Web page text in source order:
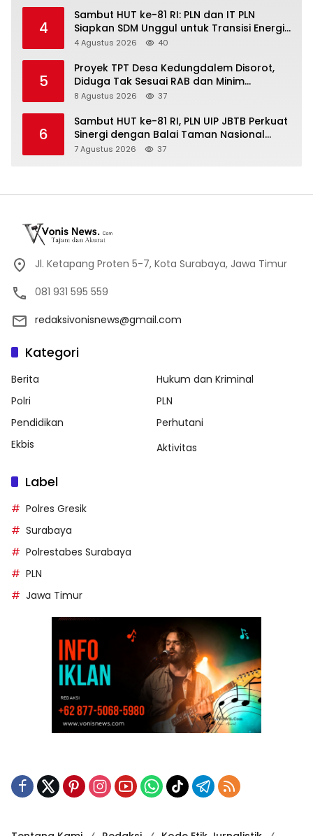
4
Sambut HUT ke-81 RI: PLN dan IT PLN
Siapkan SDM Unggul untuk Transisi Energi
Lewat Pelatihan Energi Terbarukan bagi
4 Agustus 2026 40
5
Proyek TPT Desa Kedungdalem Disorot,
Diduga Tak Sesuai RAB dan Minim
Transparansi
8 Agustus 2026 37
6
Sambut HUT ke-81 RI, PLN UIP JBTB Perkuat
Sinergi dengan Balai Taman Nasional
Baluran Bahas Kajian Rencana Proyek
7 Agustus 2026 37
Jl. Ketapang Proten 5-7, Kota Surabaya, Jawa Timur
081 931 595 559
redaksivonisnews@gmail.com
Kategori
Berita
Hukum dan Kriminal
Polri
PLN
Pendidikan
Perhutani
Ekbis
Aktivitas
Label
Polres Gresik
Surabaya
Polrestabes Surabaya
PLN
Jawa Timur